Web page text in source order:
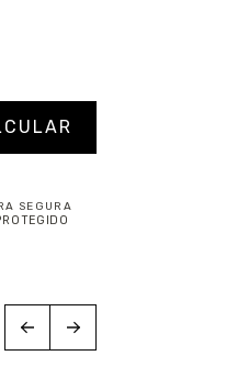
Alterar CEP
SEGURA